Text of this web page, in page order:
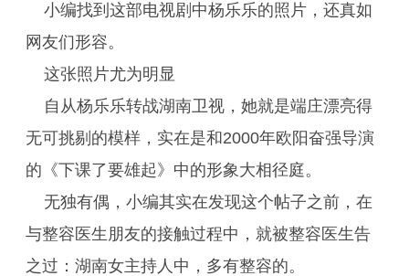
小编找到这部电视剧中杨乐乐的照片，还真如
网友们形容。
这张照片尤为明显
自从杨乐乐转战湖南卫视，她就是端庄漂亮得
无可挑剔的模样，实在是和2000年欧阳奋强导演
的《下课了要雄起》中的形象大相径庭。
无独有偶，小编其实在发现这个帖子之前，在
与整容医生朋友的接触过程中，就被整容医生告
之过：湖南女主持人中，多有整容的。